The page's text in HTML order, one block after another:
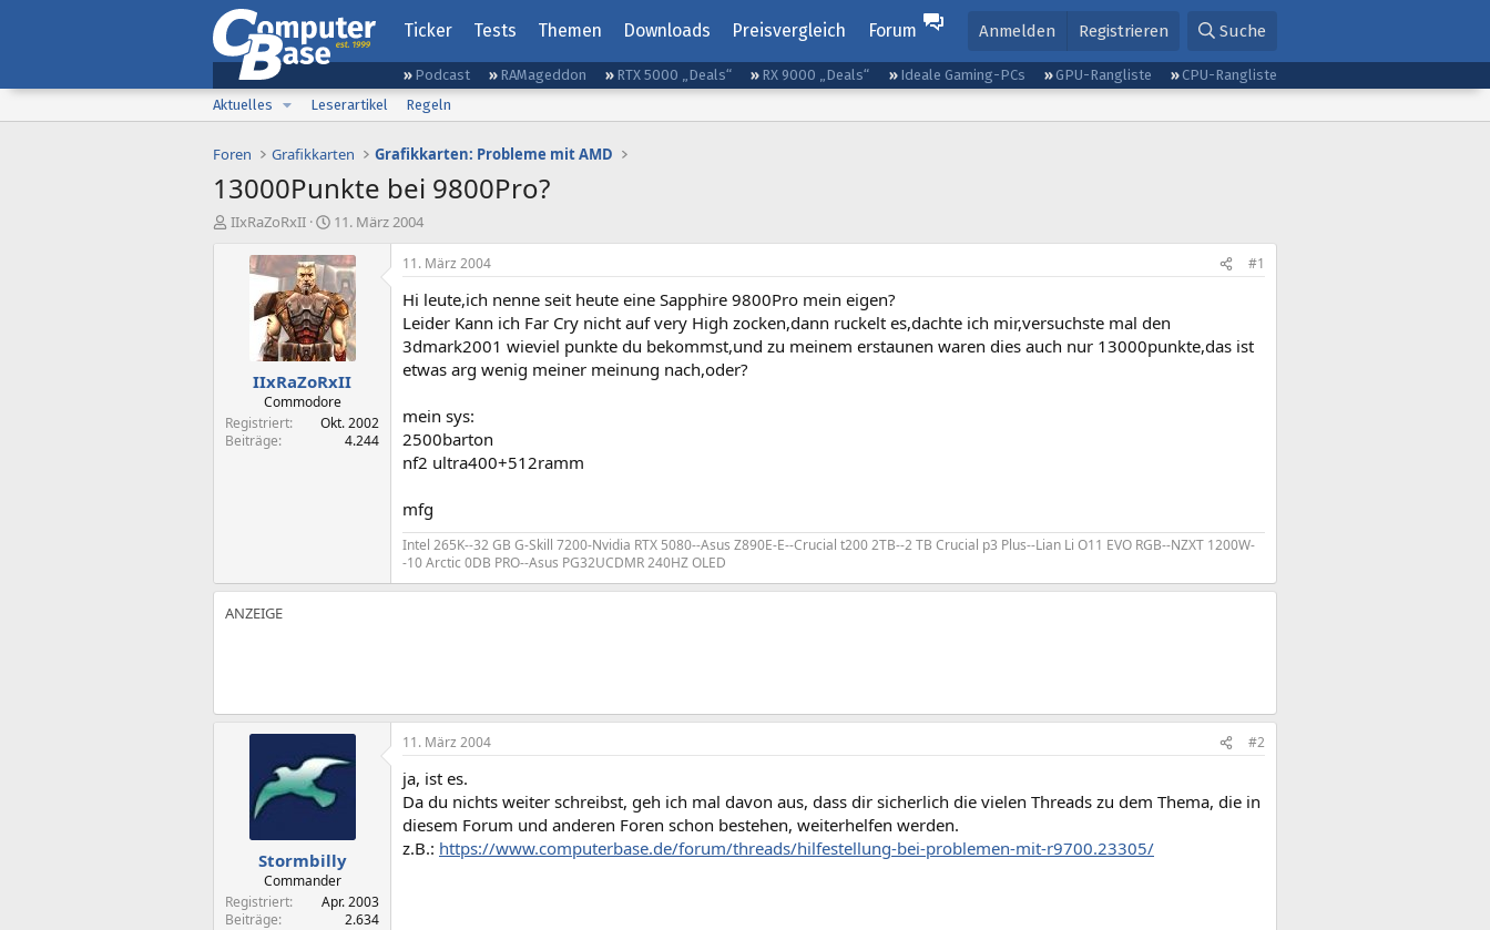
Ticker Tests Themen Downloads Preisvergleich Forum Anmelden Registrieren Suche
Podcast RAMageddon RTX 5000 „Deals“ RX 9000 „Deals“ Ideale Gaming-PCs GPU-Rangliste
CPU-Rangliste
Aktuelles
Leserartikel Regeln
Foren Grafikkarten Grafikkarten: Probleme mit AMD
13000Punkte bei 9800Pro?
E
IIxRaZoRxII
E
s
t
e
l
l
t
a
m
11. März 2004
IIxRaZoRxII
Commodore
Registriert
Okt. 2002
Beiträge
4.244
11. März 2004 #1
Hi leute,ich nenne seit heute eine Sapphire 9800Pro mein eigen?
Leider Kann ich Far Cry nicht auf very High zocken,dann ruckelt es,dachte ich mir,versuchste mal den
3dmark2001 wieviel punkte du bekommst,und zu meinem erstaunen waren dies auch nur 13000punkte,das ist
etwas arg wenig meiner meinung nach,oder?
mein sys:
2500barton
nf2 ultra400+512ramm
mfg
Intel 265K--32 GB G-Skill 7200-Nvidia RTX 5080--Asus Z890E-E--Crucial t200 2TB--2 TB Crucial p3 Plus--Lian Li O11 EVO RGB--NZXT 1200W-
-10 Arctic 0DB PRO--Asus PG32UCDMR 240HZ OLED
Stormbilly
Commander
Registriert
Apr. 2003
Beiträge
2.634
11. März 2004 #2
ja, ist es.
Da du nichts weiter schreibst, geh ich mal davon aus, dass dir sicherlich die vielen Threads zu dem Thema, die in
diesem Forum und anderen Foren schon bestehen, weiterhelfen werden.
z.B.: https://www.computerbase.de/forum/threads/hilfestellung-bei-problemen-mit-r9700.23305/